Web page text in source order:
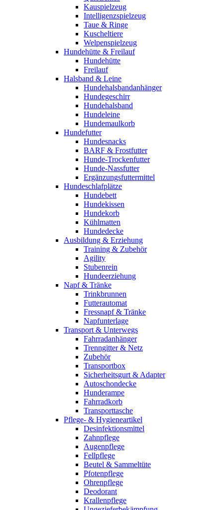
Kauspielzeug
Intelligenzspielzeug
Taue & Ringe
Kuscheltiere
Welpenspielzeug
Hundehütte & Freilauf
Hundehütte
Freilauf
Halsband & Leine
Hundehalsbandanhänger
Hundegeschirr
Hundehalsband
Hundeleine
Hundemaulkorb
Hundefutter
Hundesnacks
BARF & Frostfutter
Hunde-Trockenfutter
Hunde-Nassfutter
Ergänzungsfuttermittel
Hundeschlafplätze
Hundebett
Hundekissen
Hundekorb
Kühlmatten
Hundedecke
Ausbildung & Erziehung
Training & Zubehör
Agility
Stubenrein
Hundeerziehung
Napf & Tränke
Trinkbrunnen
Futterautomat
Fressnapf & Tränke
Napfunterlage
Transport & Unterwegs
Fahrradanhänger
Trenngitter & Netz
Zubehör
Transportbox
Sicherheitsgurt & Adapter
Autoschondecke
Hunderampe
Fahrradkorb
Transporttasche
Pflege- & Hygieneartikel
Desinfektionsmittel
Zahnpflege
Augenpflege
Fellpflege
Beutel & Sammeltüte
Pfotenpflege
Ohrenpflege
Deodorant
Krallenpflege